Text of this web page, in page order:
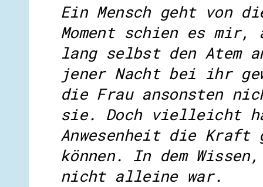
Ein Mensch geht von
Moment schien es
lang selbst den
jener Nacht bei ihr
die Frau ansonsten
sie. Doch vielleicht
Anwesenheit die Kraft
können. In dem
nicht alleine war.